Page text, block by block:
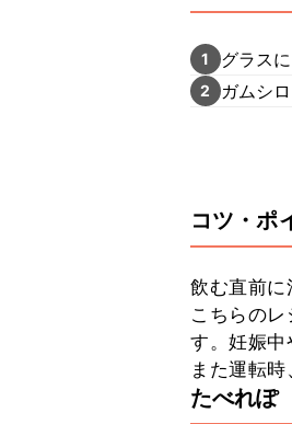
1 グラス
2 ガムシ
コツ・ポ
飲む直前に
こちらの
す。妊娠中
また運転
たべれぽ